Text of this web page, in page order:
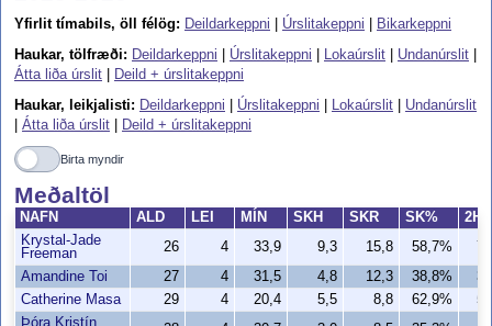
Yfirlit tímabils, öll félög: Deildarkeppni Úrslitakeppni
Bikarkeppni
Haukar, tölfræði: Deildarkeppni Úrslitakeppni Lokaúrslit Undanúrslit
Átta liða úrslit
Deild + úrslitakeppni
Haukar, leikjalisti: Deildarkeppni Úrslitakeppni Lokaúrslit
Undanúrslit
Átta liða úrslit Deild + úrslitakeppni
Birta myndir
Meðaltöl
NAFN ALD LEI MÍN SKH SKR SK%
2H
Krystal-Jade
Freeman
26 4 33,9 9,3 15,8 58,7%
Amandine Toi
27 4 31,5 4,8 12,3 38,8%
Catherine Masa
29 4 20,4 5,5 8,8 62,9%
Þóra Kristín